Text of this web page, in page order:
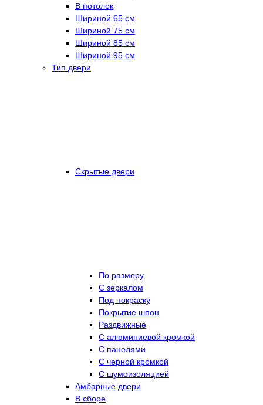
В потолок
Шириной 65 см
Шириной 75 см
Шириной 85 см
Шириной 95 см
Тип двери
Скрытые двери
По размеру
C зеркалом
Под покраску
Покрытие шпон
Раздвижные
С алюминиевой кромкой
С панелями
С черной кромкой
С шумоизоляцией
Амбарные двери
В сборе